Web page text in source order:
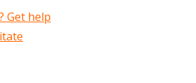
Get help